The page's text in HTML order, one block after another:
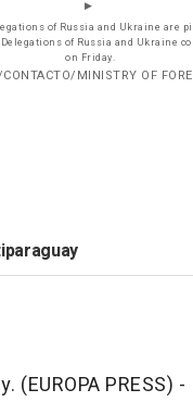
Delegations of Russia and Ukraine
on Friday.
MINISTRY OF
(EUROPA PRESS) -